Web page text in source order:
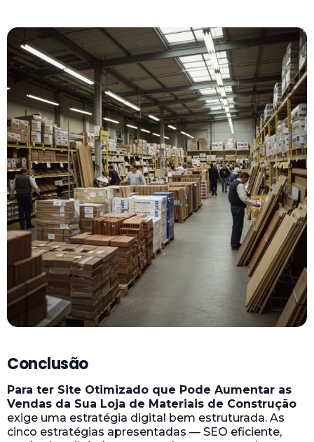
Conclusão
Para ter Site Otimizado que Pode Aumentar as
Vendas da Sua Loja de Materiais de Construção
exige uma estratégia digital bem estruturada. As
cinco estratégias apresentadas — SEO eficiente,